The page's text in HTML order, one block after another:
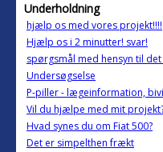
Underholdning
hjælp os med vores projekt!!!!
Hjælp os i 2 minutter! svar!
spørgsmål med hensyn til
Undersøgselse
P-piller - lægeinformation,
Vil du hjælpe med mit
Hvad synes du om Fiat 500?
Det er simpelthen frækt